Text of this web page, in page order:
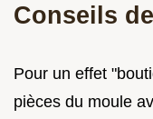
Conseils
Pour un effet
pièces du moule